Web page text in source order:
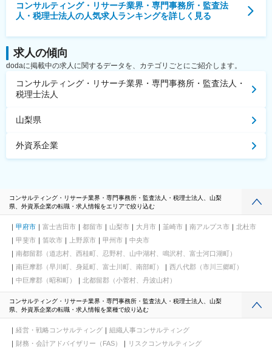
コンサルティング・リサーチ業界・専門事務所・監査法
人・税理士法人の人気求人ランキングを詳しく見る
求人の傾向
dodaに掲載中の求人に関するデータを、カテゴリごとにご紹介します。
コンサルティング・リサーチ業界・専門事務所・監査法人・
税理士法人
山梨県
外資系企業
コンサルティング・リサーチ業界・専門事務所・監査法人・税理士法人、山梨
県、外資系企業の転職・求人情報をエリアで絞り込む
甲府市 富士吉田市 都留市 山梨市 大月市 韮崎市 南アルプス市
北杜市
甲斐市
笛吹市 上野原市 甲州市
中央市
南都留郡（道志村、西桂町、忍野村、山中湖村、鳴沢村、富士河口湖町）
南巨摩郡（早川町、身延町、富士川町、南部町）
西八代郡（市川三郷町）
中巨摩郡（昭和町）
北都留郡（小菅村、丹波山村）
コンサルティング・リサーチ業界・専門事務所・監査法人・税理士法人、山梨
県、外資系企業の転職・求人情報を業種で絞り込む
経営・戦略コンサルティング
組織人事コンサルティング
財務・会計アドバイザリー（FAS）
リスクコンサルティング